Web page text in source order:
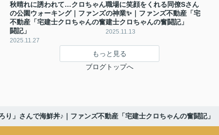
秋晴れに誘われて…クロちゃん
の公園ウォーキング｜ファンズ
不動産「宅建士クロちゃんの奮
闘記」
2025.11.27
職場に笑顔をくれる同僚Sさん
の神業✨｜ファンズ不動産「宅
建士クロちゃんの奮闘記」
2025.11.13
もっと見る
ブログトップへ
」さんで海鮮丼♪｜ファンズ不動産「宅建士クロちゃんの奮闘記」